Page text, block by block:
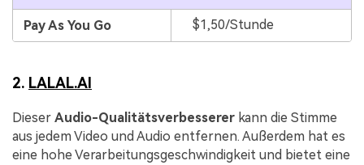
Pay As You Go $1,50/Stunde
2. LALAL.AI
Dieser Audio-Qualitätsverbesserer kann die Stimme
aus jedem Video und Audio entfernen. Außerdem hat es
eine hohe Verarbeitungsgeschwindigkeit und bietet eine